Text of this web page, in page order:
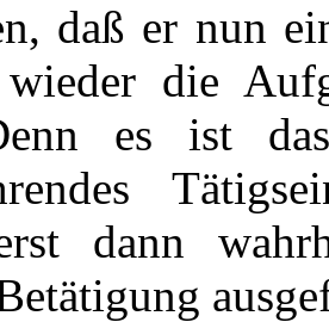
daß er nun
die
es ist
dann